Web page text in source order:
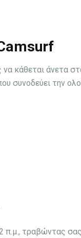
κάθεται άνετα
συνοδεύει την
π.μ., τραβώντας